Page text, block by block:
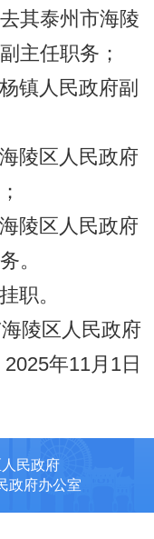
其泰州市海陵
主任职务；
镇人民政府副
陵区人民政府
陵区人民政府
。
职。
陵区人民政府
2025年11月1日
民政府
政府办公室